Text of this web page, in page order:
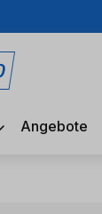
Angebote